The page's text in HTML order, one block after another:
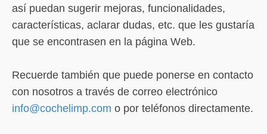
así puedan sugerir mejoras, funcionalidades,
características, aclarar dudas, etc. que les gustaría
que se encontrasen en la página Web.
Recuerde también que puede ponerse en contacto
con nosotros a través de correo electrónico
info@cochelimp.com o por teléfonos directamente.